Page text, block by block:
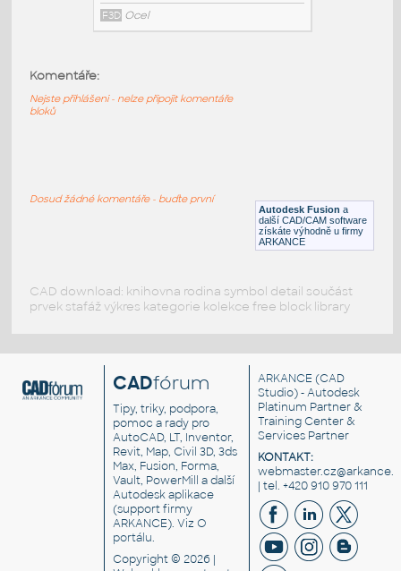
F3D Ocel
F3D Ocel
Autodesk Fusion a
další CAD/CAM software
získáte výhodně u firmy
ARKANCE
Komentáře:
Nejste přihlášeni - nelze připojit komentáře
bloků
Dosud žádné komentáře - buďte první
CAD download: knihovna rodina symbol detail součást
prvek stafáž výkres kategorie kolekce free block library
CADfórum
Tipy, triky, podpora,
pomoc a rady pro
AutoCAD, LT, Inventor,
Revit, Map, Civil 3D, 3ds
Max, Fusion, Forma,
Vault, PowerMill a další
Autodesk aplikace
(support firmy
ARKANCE). VizO
portálu.
Copyright © 2026 |
ARKANCE (CAD
Studio) - Autodesk
Platinum Partner &
Training Center &
Services Partner
KONTAKT:
| tel. +420 910 970 111